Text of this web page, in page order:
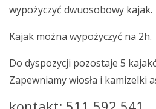
wypożyczyć dwuosobowy kajak.
Kajak można wypożyczyć na 2h.
Do dyspozycji pozostaje 5
Zapewniamy wiosła i kamizelki